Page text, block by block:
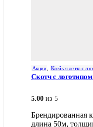
Акции, Клейкая лента с
Скотч с
5.00 из 5
Брендированная
длина 50м,